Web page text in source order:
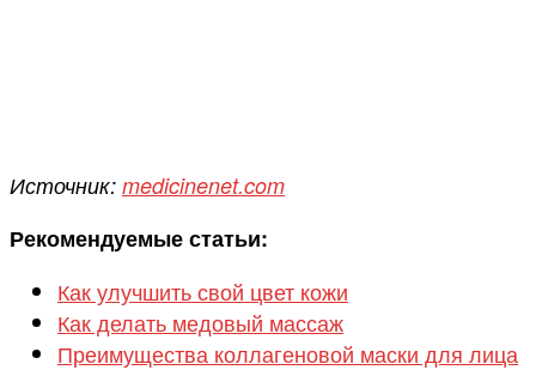
Источник: medicinenet.com
Рекомендуемые статьи:
Как улучшить свой цвет кожи
Как делать медовый массаж
Преимущества коллагеновой маски для лица